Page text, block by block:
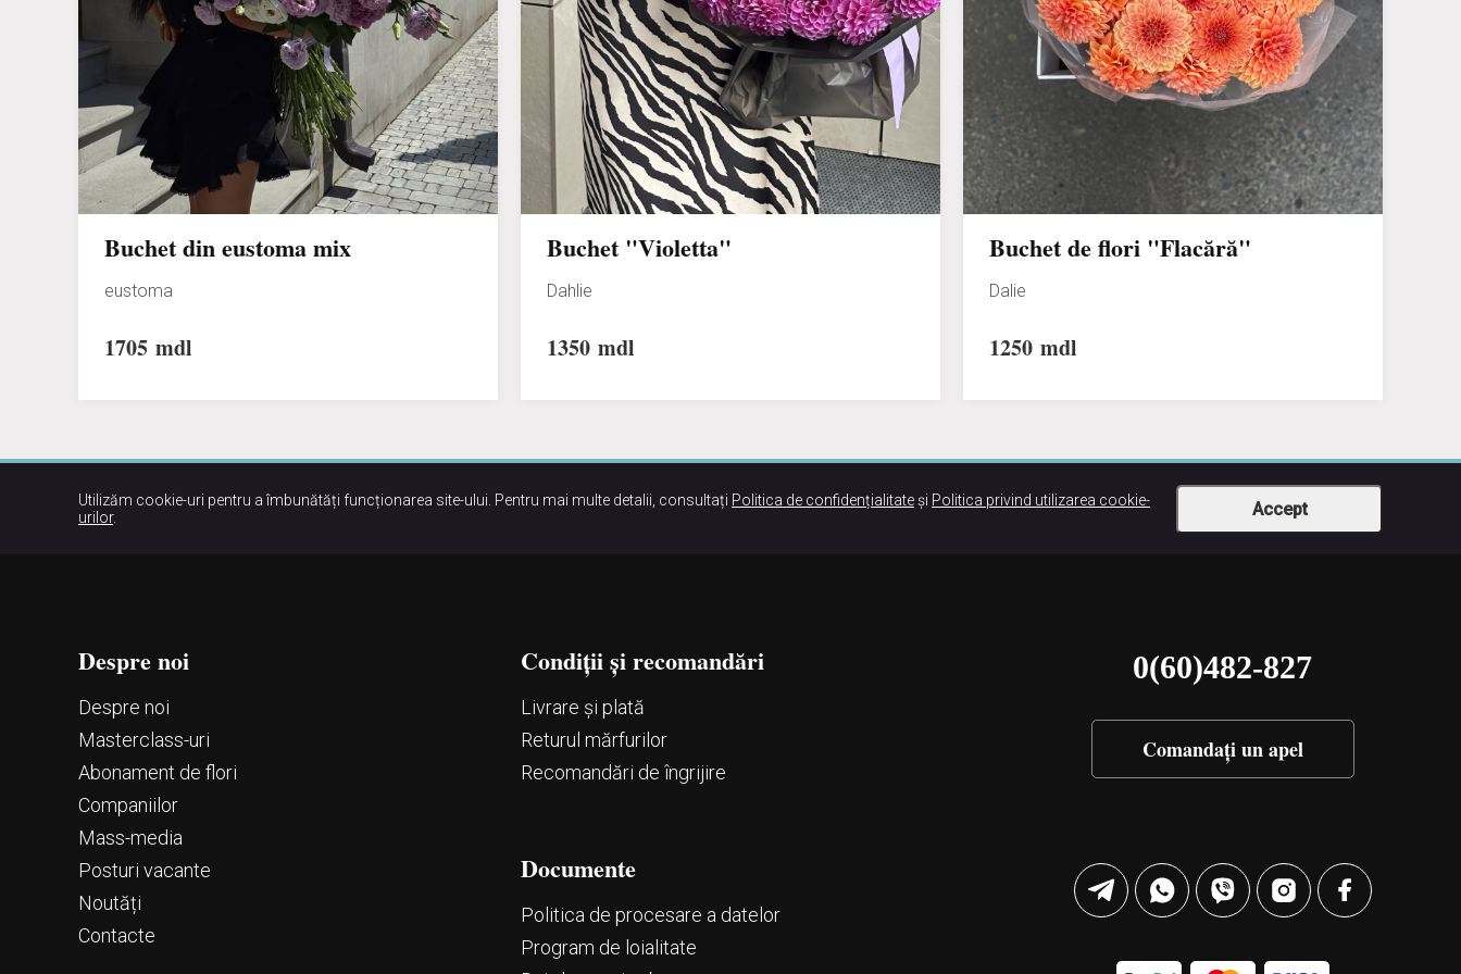
Buchet din eustoma mix
eustoma
1705 mdl
Buchet "Violetta"
Dahlie
1350 mdl
Buchet de flori "Flacără"
Dalie
1250 mdl
Utilizăm cookie-uri pentru a îmbunătăți funcționarea site-ului. Pentru mai multe detalii, consultați Politica de confidențialitateși Politica privind utilizarea cookie-
urilor. Accept
Despre noi
Despre noi
Маsterclass-uri
Abonament de flori
Companiilor
Mass-media
Posturi vacante
Noutăți
Contacte
Condiții și recomandări
Livrare și plată
Returul mărfurilor
Recomandări de îngrijire
Documente
Politica de procesare a datelor
Program de loialitate
0(60)482-827
Comandați un apel